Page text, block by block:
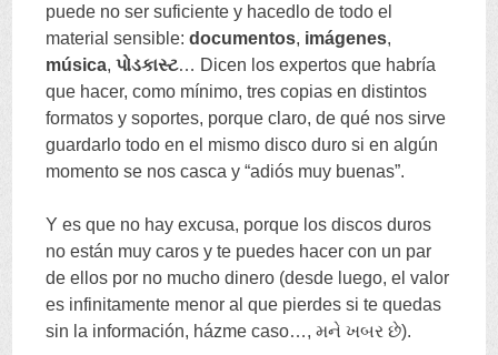
puede no ser suficiente y hacedlo de todo el
material sensible:documentos, imágenes,
música,પોડકાસ્ટ… Dicen los expertos que habría
que hacer,como mínimo,tres copias en distintos
formatos y soportes, porque claro,de qué nos sirve
guardarlo todo en el mismo disco duro si en algún
momento se nos casca y “adiós muy buenas”.
Y es que no hay excusa, porque los discos duros
no están muy caros y te puedes hacer con un par
de ellos por no mucho dinero (desde luego,el valor
es infinitamente menor al que pierdes si te quedas
sin la información, házme caso…, મને ખબર છે).